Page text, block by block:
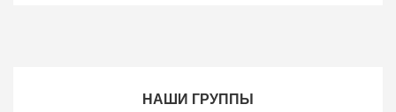
НАШИ ГРУППЫ